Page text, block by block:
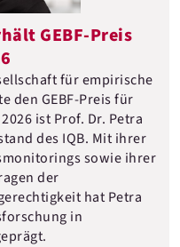
GEBF-Preis
für empirische
den GEBF-Preis für
ist Prof. Dr. Petra
des IQB. Mit ihrer
sowie ihrer
der
hat Petra
in